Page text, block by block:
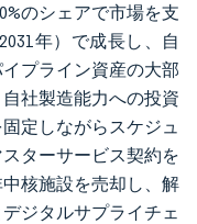
のシェアで市場を支
年）で成長し、自
プライン資産の大部
社製造能力への投資
定しながらスケジュ
ターサービス契約を
核施設を売却し、解
ジタルサプライチェ